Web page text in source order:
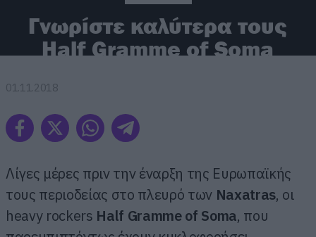
Γνωρίστε καλύτερα τους
Half Gramme of Soma
01.11.2018
Λίγες μέρες πριν την έναρξη της Ευρωπαϊκής
τους περιοδείας στο πλευρό των Naxatras, οι
heavy rockers Half Grammeof Soma, που